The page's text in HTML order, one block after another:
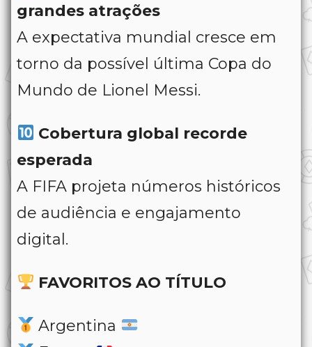
grandes atrações
A expectativa mundial cresce em
torno da possível última Copa do
Mundo de Lionel Messi.
Cobertura global recorde
esperada
A FIFA projeta números históricos
de audiência e engajamento
digital.
FAVORITOS AO TÍTULO
Argentina